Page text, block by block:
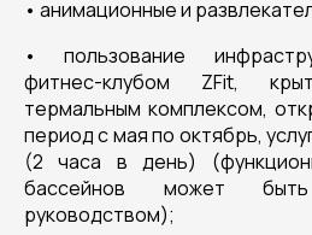
• анимационные и
• пользование
фитнес-клубом ZFit,
термальным комплексом,
период с мая по октябрь,
(2 часа в день)
бассейнов может быть
руководством);